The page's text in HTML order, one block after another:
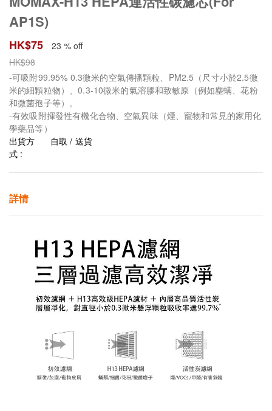
AP1S)
HK$75
23 % off
HK$98
-可吸附99.95% 0.3微米的空氣傳播顆粒、PM2.5（尺寸小於2.5微
米的細顆粒物）、0.3-10微米的氣溶膠和致敏原（例如塵螨、花粉
和微菌孢子等）。
-有效吸附揮發性有機化合物、空氣異味（煙、寵物和常見的家用化
學藥品等）
出貨方
式 :
自取 / 送貨
詳情